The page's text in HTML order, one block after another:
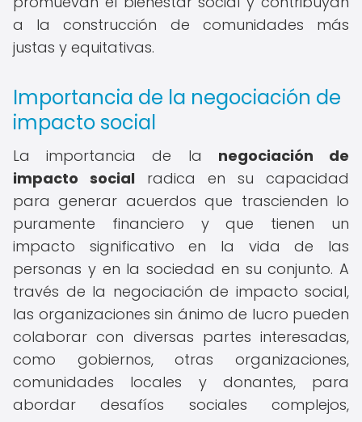
a la construcción de comunidades más
justas y equitativas.
Importancia de la negociación de
impacto social
La importancia de la negociación de
impacto social radica en su capacidad
para generar acuerdos que trascienden lo
puramente financiero y que tienen un
impacto significativo en la vida de las
personas y en la sociedad en su conjunto. A
través de la negociación de impacto social,
las organizaciones sin ánimo de lucro pueden
colaborar con diversas partes interesadas,
como gobiernos, otras organizaciones,
comunidades locales y donantes, para
abordar desafíos sociales complejos,